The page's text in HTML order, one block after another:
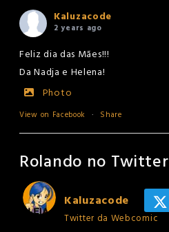
Kaluzacode
2 years ago
Feliz dia das Mães!!!
Da Nadja e Helena!
Photo
View on Facebook · Share
Rolando no Twitter
Kaluzacode
Twitter da Webcomic